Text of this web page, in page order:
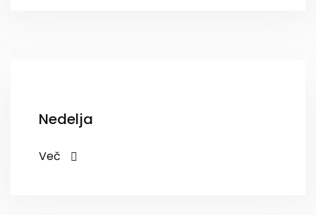
Nedelja
Več